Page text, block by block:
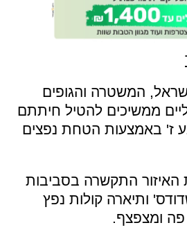
המשטרה והגופים
ממשיכים להטיל חיתתם
ז' באמצעות הטחת נפצים
התקשרה בסביבות
ותיארה קולות נפץ
פה ומצפצף.